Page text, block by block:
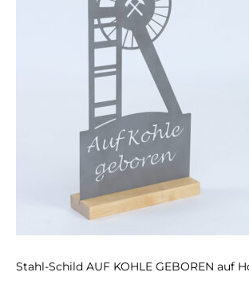
Stahl-Schild AUF KOHLE GEBOREN auf